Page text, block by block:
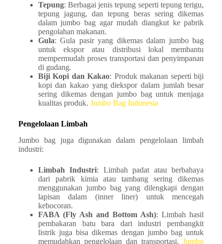
Tepung: Berbagai jenis tepung seperti tepung terigu,
tepung jagung, dan tepung beras sering dikemas
dalam jumbo bag agar mudah diangkut ke pabrik
pengolahan makanan. ​
Gula: Gula pasir yang dikemas dalam jumbo bag
untuk ekspor atau distribusi lokal membantu
mempermudah proses transportasi dan penyimpanan
di gudang. ​
Biji Kopi dan Kakao: Produk makanan seperti biji
kopi dan kakao yang diekspor dalam jumlah besar
sering dikemas dengan jumbo bag untuk menjaga
kualitas produk. ​ Jumbo Bag Indonesia
Pengelolaan Limbah
Jumbo bag juga digunakan dalam pengelolaan limbah
industri:​
Limbah Industri: Limbah padat atau berbahaya
dari pabrik kimia atau tambang sering dikemas
menggunakan jumbo bag yang dilengkapi dengan
lapisan dalam (inner liner) untuk mencegah
kebocoran. ​
FABA (Fly Ash and Bottom Ash): Limbah hasil
pembakaran batu bara dari industri pembangkit
listrik juga bisa dikemas dengan jumbo bag untuk
memudahkan pengelolaan dan transportasi. ​Jumbo